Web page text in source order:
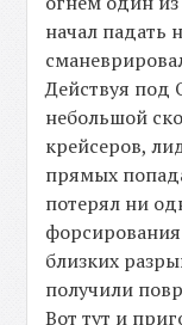
начал падать
Действуя под
небольшой
крейсеров,
прямых
потерял ни
близких
получили
Вот тут и